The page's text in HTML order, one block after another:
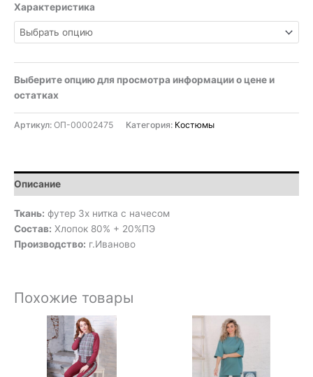
Характеристика
Выберите опцию для просмотра информации о цене и
остатках
Артикул: ОП-00002475 Категория: Костюмы
Описание
Ткань: футер 3х нитка с начесом
Состав: Хлопок 80% + 20%ПЭ
Производство: г.Иваново
Похожие товары